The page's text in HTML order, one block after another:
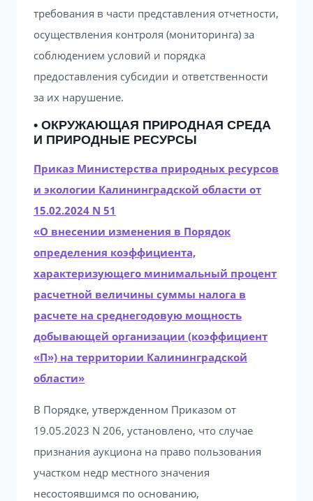
требования в части представления отчетности,
осуществления контроля (мониторинга) за
соблюдением условий и порядка
предоставления субсидии и ответственности
за их нарушение.
• ОКРУЖАЮЩАЯ ПРИРОДНАЯ СРЕДА
И ПРИРОДНЫЕ РЕСУРСЫ
Приказ Министерства природных ресурсов
и экологии Калининградской области от
15.02.2024 N 51
«О внесении изменения в Порядок
определения коэффициента,
характеризующего минимальный процент
расчетной величины суммы налога в
расчете на среднегодовую мощность
добывающей организации (коэффициент
«П») на территории Калининградской
области»
В Порядке, утвержденном Приказом от
19.05.2023 N 206, установлено, что случае
признания аукциона на право пользования
участком недр местного значения
несостоявшимся по основанию,